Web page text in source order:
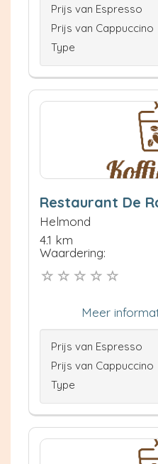
Prijs van Espresso
Prijs van Cappuccino
Type
Restaurant De
Helmond
4.1 km
Waardering:
Meer
Prijs van Espresso
Prijs van Cappuccino
Type